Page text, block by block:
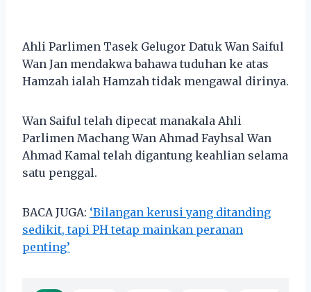
Ahli Parlimen Tasek Gelugor Datuk Wan Saiful
Wan Jan mendakwa bahawa tuduhan ke atas
Hamzah ialah Hamzah tidak mengawal dirinya.
Wan Saiful telah dipecat manakala Ahli
Parlimen Machang Wan Ahmad Fayhsal Wan
Ahmad Kamal telah digantung keahlian selama
satu penggal.
BACA JUGA: ‘Bilangan kerusi yang ditanding
sedikit, tapi PH tetap mainkan peranan
penting’